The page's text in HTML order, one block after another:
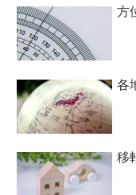
方
各
移